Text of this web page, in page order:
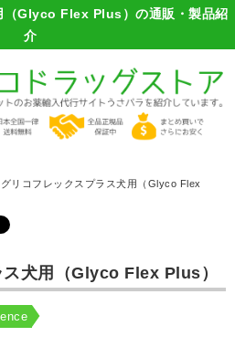
（Glyco Flex Plus）の通販・製品紹
介
グリコフレックスプラス犬用（Glyco Flex
犬用（Glyco Flex Plus）